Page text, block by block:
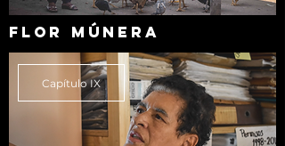
FLOR MÚNERA
Capítulo IX